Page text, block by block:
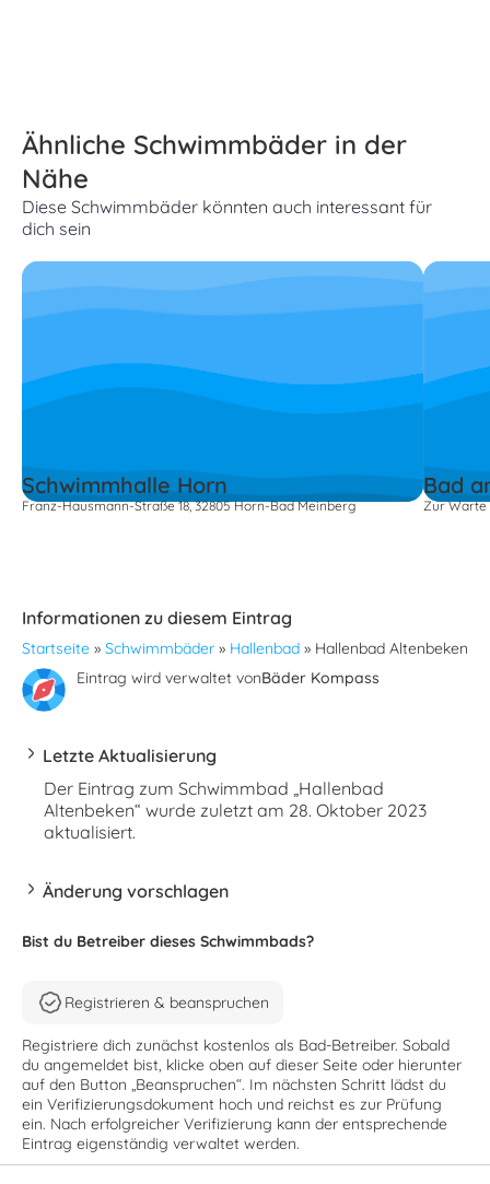
Ähnliche Schwimmbäder in der
Nähe
Diese Schwimmbäder könnten auch interessant für
dich sein
Schwimmhalle Horn
Franz-Hausmann-Straße 18, 32805 Horn-Bad Meinberg
Bad
Zur Warte
Informationen zu diesem Eintrag
Startseite » Schwimmbäder » Hallenbad » Hallenbad Altenbeken
Eintrag wird verwaltet vonBäder Kompass
Letzte Aktualisierung
Der Eintrag zum Schwimmbad „Hallenbad
Altenbeken“ wurde zuletzt am 28. Oktober 2023
aktualisiert.
Änderung vorschlagen
Bist du Betreiber dieses Schwimmbads?
Registrieren & beanspruchen
Registriere dich zunächst kostenlos als Bad-Betreiber. Sobald
du angemeldet bist, klicke oben auf dieser Seite oder hierunter
auf den Button „Beanspruchen“. Im nächsten Schritt lädst du
ein Verifizierungsdokument hoch und reichst es zur Prüfung
ein. Nach erfolgreicher Verifizierung kann der entsprechende
Eintrag eigenständig verwaltet werden.